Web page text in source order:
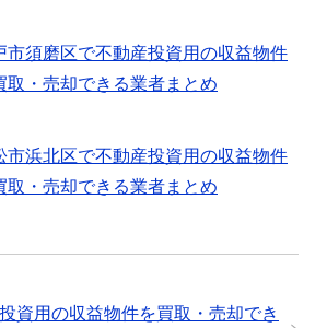
市須磨区で不動産投資用の収益物件
取・売却できる業者まとめ
市浜北区で不動産投資用の収益物件
取・売却できる業者まとめ
資用の収益物件を買取・売却でき